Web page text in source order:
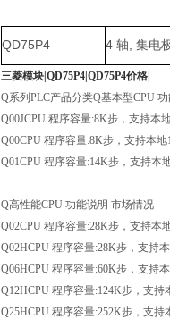
QD75P4 4 轴, 集电
三菱模块|QD75P4|QD75P4价格|
Q系列 PLC产品分类Q基本型CPU 功
Q00JCPU 程序容量:8K步，支持本
Q00CPU 程序容量:8K步，支持本地
Q01CPU 程序容量:14K步，支持本
Q高性能CPU 功能说明 市场情况
Q02CPU 程序容量:28K步，支持本
Q02HCPU 程序容量:28K步，支持
Q06HCPU 程序容量:60K步，支持
Q12HCPU 程序容量:124K步，支持
Q25HCPU 程序容量:252K步，支持